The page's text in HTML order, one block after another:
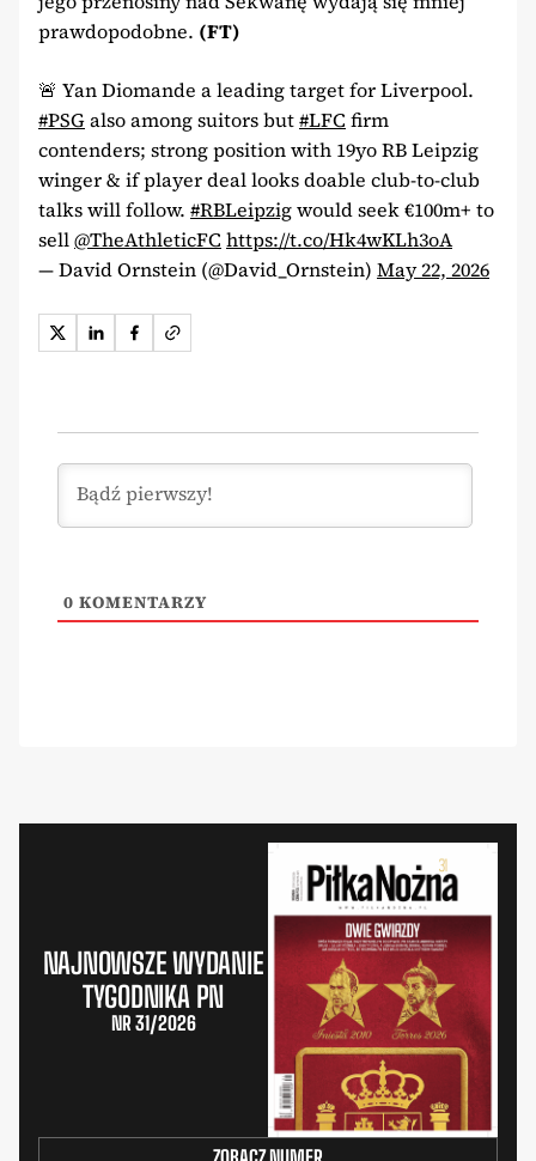
prawdopodobne. (FT)
🚨 Yan Diomande a leading target for Liverpool.
#PSGalso among suitors but#LFC firm
contenders; strong position with 19yo RB Leipzig
winger & if player deal looks doable club-to-club
talks will follow. #RBLeipzigwould seek €100m+ to
sell@TheAthleticFC https://t.co/Hk4wKLh3oA
— David Ornstein (@David_Ornstein) May 22, 2026
0 KOMENTARZY
NAJNOWSZE WYDANIE
TYGODNIKA PN
NR 31/2026